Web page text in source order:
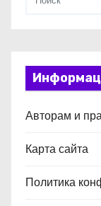
Авторам и
Карта сайта
Политика